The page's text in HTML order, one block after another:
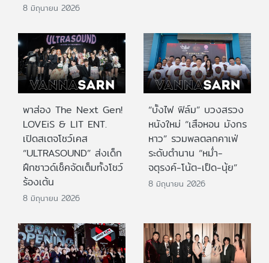
8 มิถุนายน 2026
พาส่อง The Next Gen!
LOVEiS & LIT ENT.
เปิดสเตจโชว์เคส
“ULTRASOUND” ส่งเด็ก
ฝึกซาวด์เช็คจัดเต็มทั้งโชว์
ร้องเต้น
8 มิถุนายน 2026
“บั้งไฟ ฟิล์ม” บวงสรวง
หนังใหม่ “เสือหอน มังกร
หาว” รวมพลตลกคาเฟ่
ระดับตำนาน “หม่ำ-
จตุรงค์-โน้ต-เป็ด-นุ้ย”
8 มิถุนายน 2026